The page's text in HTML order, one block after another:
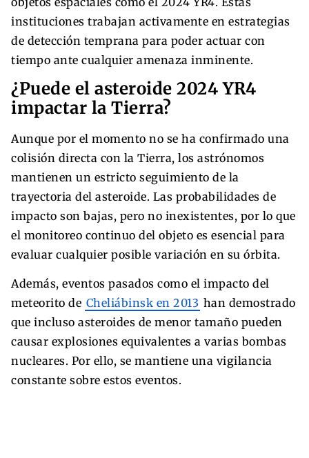
instituciones trabajan activamente en estrategias
de detección temprana para poder actuar con
tiempo ante cualquier amenaza inminente.
¿Puede el asteroide 2024 YR4
impactar la Tierra?
Aunque por el momento no se ha confirmado una
colisión directa con la Tierra, los astrónomos
mantienen un estricto seguimiento de la
trayectoria del asteroide. Las probabilidades de
impacto son bajas, pero no inexistentes, por lo que
el monitoreo continuo del objeto es esencial para
evaluar cualquier posible variación en su órbita.
Además, eventos pasados como el impacto del
meteorito de Cheliábinsk en 2013 han demostrado
que incluso asteroides de menor tamaño pueden
causar explosiones equivalentes a varias bombas
nucleares. Por ello, se mantiene una vigilancia
constante sobre estos eventos.